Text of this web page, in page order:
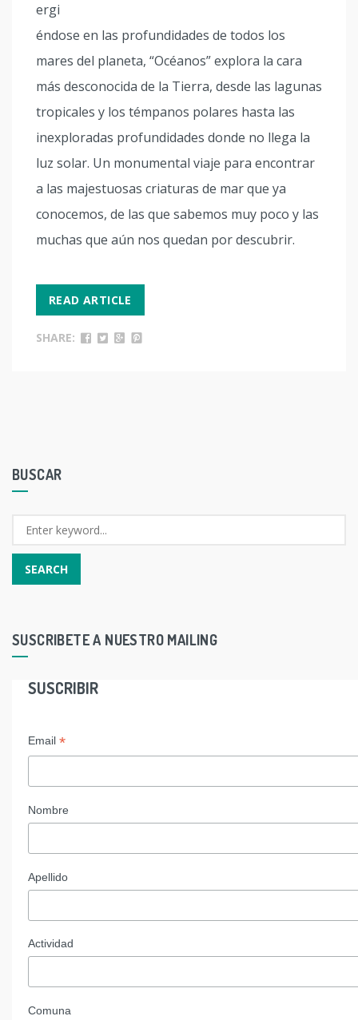
ergi
éndose en las profundidades de todos los
mares del planeta, “Océanos” explora la cara
más desconocida de la Tierra, desde las lagunas
tropicales y los témpanos polares hasta las
inexploradas profundidades donde no llega la
luz solar. Un monumental viaje para encontrar
a las majestuosas criaturas de mar que ya
conocemos, de las que sabemos muy poco y las
muchas que aún nos quedan por descubrir.
READ ARTICLE
SHARE:
BUSCAR
SUSCRIBETE A NUESTRO MAILING
SUSCRIBIR
Email *
Nombre
Apellido
Actividad
Comuna